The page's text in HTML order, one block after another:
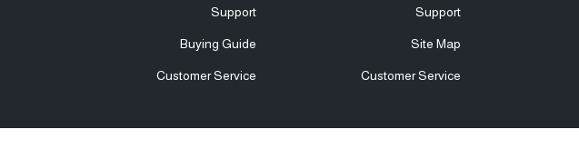
Support
Site Map
Customer Service
Support
Buying Guide
Customer Service